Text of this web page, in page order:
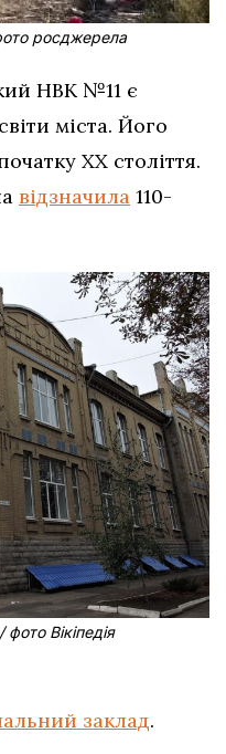
росджерела
НВК №11 є
міста. Його
ХХ століття.
відзначила 110-
Вікіпедія
заклад.